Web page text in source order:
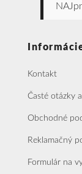
Kontakt
Časté otázky
Obchodné
Reklamačný
Formulár na